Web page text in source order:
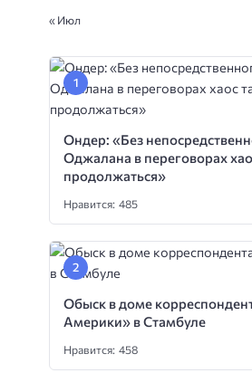
« Июл
Ондер: «Без
Оджалана в переговорах
продолжаться»
Нравится: 485
Обыск в доме
Америки» в Стамбуле
Нравится: 458